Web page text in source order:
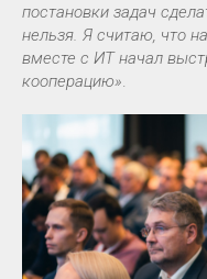
постановки задач
нельзя. Я считаю, что
вместе с ИТ начал
кооперацию».